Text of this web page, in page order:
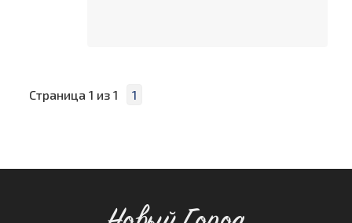
Страница 1 из 1 1